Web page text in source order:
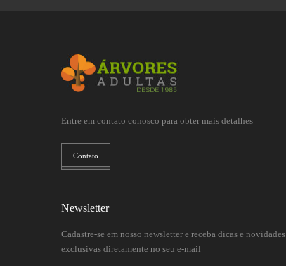
Entre em contato conosco para obter mais detalhes
Contato
Newsletter
Cadastre-se em nosso newsletter e receba dicas e novidades
exclusivas diretamente no seu e-mail